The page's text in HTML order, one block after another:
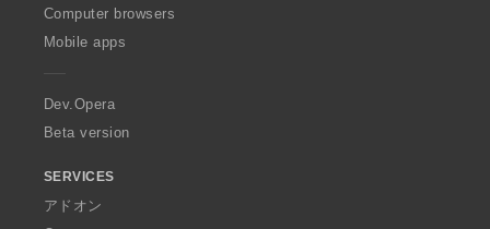
O
p
a
Computer browsers
Mobile apps
Dev.Opera
Beta version
SERVICES
アドオン